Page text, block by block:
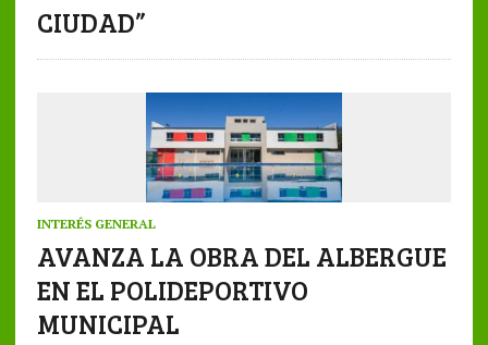
CIUDAD”
INTERÉS GENERAL
AVANZA LA OBRA DEL ALBERGUE
EN EL POLIDEPORTIVO
MUNICIPAL